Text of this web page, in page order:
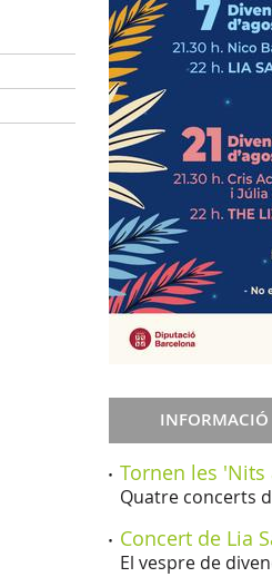
Tornen les 'Nits
Quatre concerts
Concert de Lia
El vespre de